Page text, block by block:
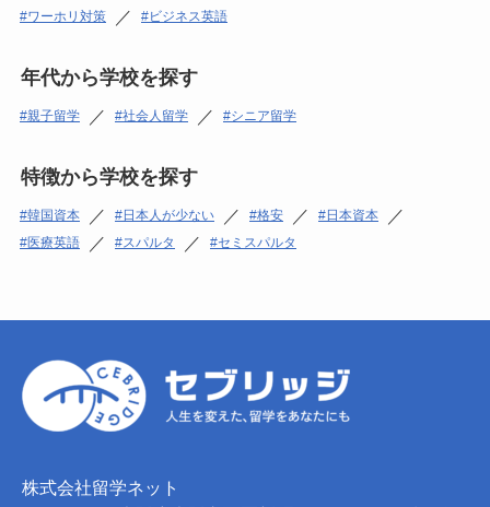
ワーホリ対策 ／ ビジネス英語
年代から学校を探す
親子留学 ／ 社会人留学 ／ シニア留学
特徴から学校を探す
韓国資本 ／ 日本人が少ない ／ 格安 ／ 日本資本 ／
医療英語 ／ スパルタ ／ セミスパルタ
株式会社留学ネット